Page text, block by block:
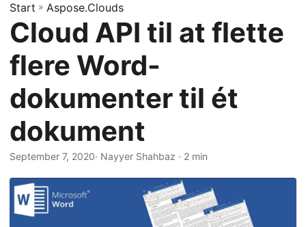
n
a
i
a
t
i
o
n
Start » Aspose.Clouds
Cloud API til at flette
flere Word-
dokumenter til ét
dokument
September 7, 2020· Nayyer Shahbaz · 2 min